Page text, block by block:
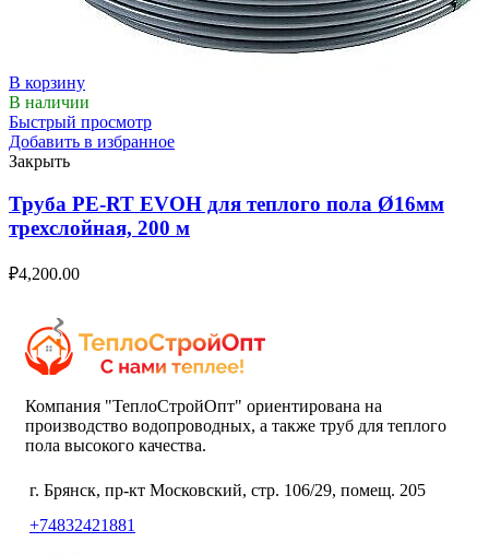
В корзину
В наличии
Быстрый просмотр
Добавить в избранное
Закрыть
Труба PE-RT EVOH для теплого пола Ø16мм
трехслойная, 200 м
₽4,200.00
Компания "ТеплоСтройОпт" ориентирована на
производство водопроводных, а также труб для теплого
пола высокого качества.
г. Брянск, пр-кт Московский, стр. 106/29, помещ. 205
+74832421881